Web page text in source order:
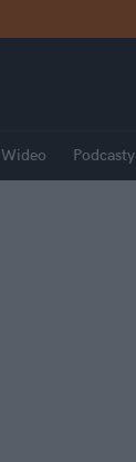
Wideo Podcasty